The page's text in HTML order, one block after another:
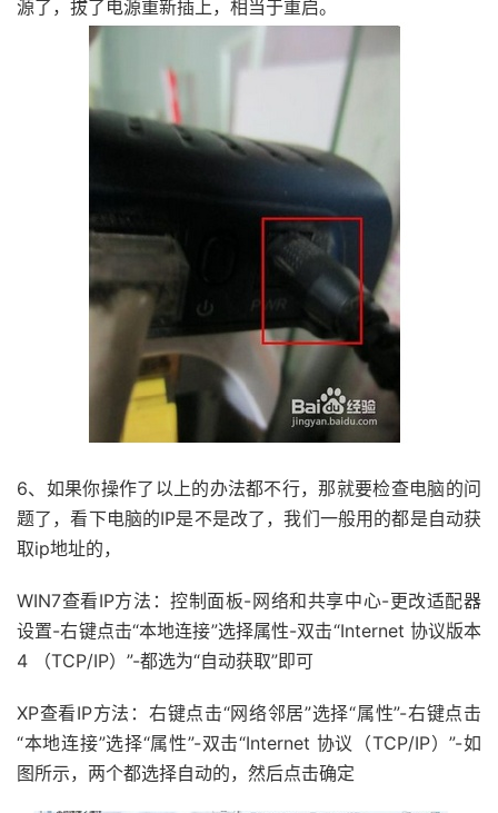
源了，拔了电源重新插上，相当于重启。
6、如果你操作了以上的办法都不行，那就要检查电脑的问
题了，看下电脑的IP是不是改了，我们一般用的都是自动获
取ip地址的，
WIN7查看IP方法：控制面板-网络和共享中心-更改适配器
设置-右键点击“本地连接”选择属性-双击“Internet 协议版本
4 （TCP/IP）”-都选为“自动获取”即可
XP查看IP方法：右键点击“网络邻居”选择“属性”-右键点击
“本地连接”选择“属性”-双击“Internet 协议（TCP/IP）”-如
图所示，两个都选择自动的，然后点击确定